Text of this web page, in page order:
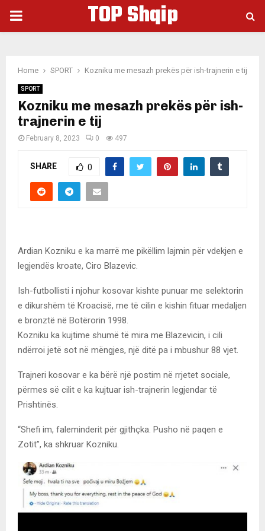
PRIMARY
TOP Shqip
Home SPORT Kozniku me mesazh prekës për ish-trajnerin e tij
SPORT
Kozniku me mesazh prekës për ish-
trajnerin e tij
February 8, 2023 0 497
SHARE 0
Ardian Kozniku e ka marrë me pikëllim lajmin për vdekjen e
legjendës kroate, Ciro Blazevic.
Ish-futbollisti i njohur kosovar kishte punuar me selektorin
e dikurshëm të Kroacisë, me të cilin e kishin fituar medaljen
e bronztë në Botërorin 1998.
Kozniku ka kujtime shumë të mira me Blazevicin, i cili
ndërroi jetë sot në mëngjes, një ditë pa i mbushur 88 vjet.
Trajneri kosovar e ka bërë një postim në rrjetet sociale,
përmes së cilit e ka kujtuar ish-trajnerin legjendar të
Prishtinës.
“Shefi im, faleminderit për gjithçka. Pusho në paqen e
Zotit”, ka shkruar Kozniku.